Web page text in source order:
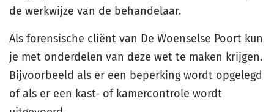
de werkwijze van de behandelaar.
Als forensische cliënt van De Woenselse Poort kun
je met onderdelen van deze wet te maken krijgen.
Bijvoorbeeld als er een beperking wordt opgelegd
of als er een kast- of kamercontrole wordt